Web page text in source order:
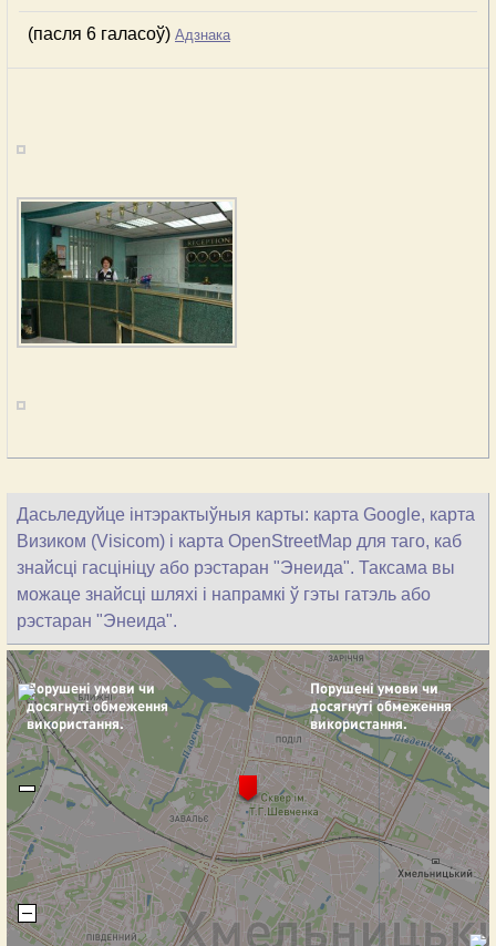
(пасля 6 галасоў) Адзнака
Дасьледуйце інтэрактыўныя карты: карта Google, карта
Визиком (Visicom) і карта OpenStreetMap для таго, каб
знайсці гасцініцу або рэстаран "Энеида". Таксама вы
можаце знайсці шляхі і напрамкі ў гэты гатэль або
рэстаран "Энеида".